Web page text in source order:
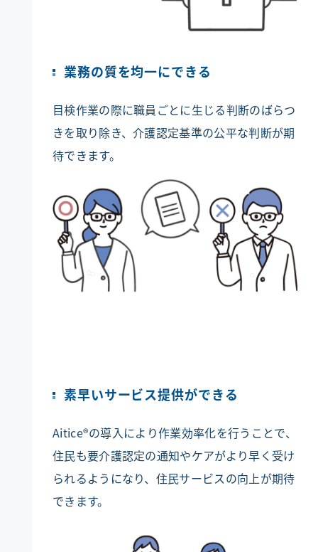
業務の質を均一にできる
目検作業の際に職員ごとに生じる判断のばらつ
きを取り除き、介護認定基準の公平な判断が期
待できます。
素早いサービス提供ができる
Aitice®の導入により作業効率化を行うことで、
住民も要介護認定の通知やケアがより早く受け
られるようになり、住民サービスの向上が期待
できます。